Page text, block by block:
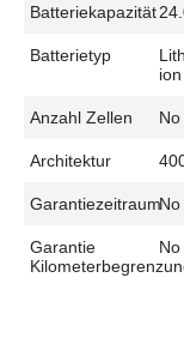
Batteriekapazität
Batterietyp
ion
Anzahl Zellen
Architektur
GarantiezeitraumNo
Garantie